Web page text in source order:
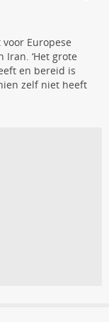
Europese
‘Het grote
en bereid is
zelf niet heeft